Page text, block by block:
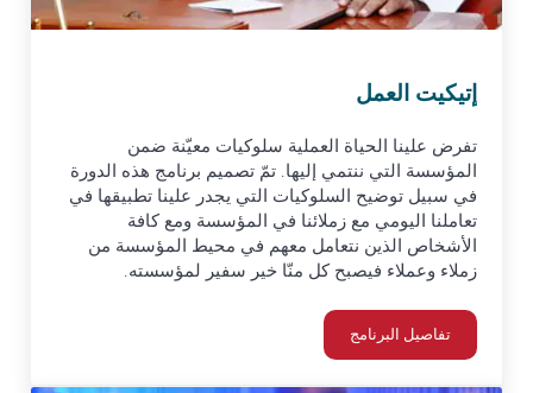
إتيكيت العمل
تفرض علينا الحياة العملية سلوكيات معيّنة ضمن
المؤسسة التي ننتمي إليها. تمّ تصميم برنامج هذه الدورة
في سبيل توضيح السلوكيات التي يجدر علينا تطبيقها في
تعاملنا اليومي مع زملائنا في المؤسسة ومع كافة
الأشخاص الذين نتعامل معهم في محيط المؤسسة من
زملاء وعملاء فيصبح كل منّا خير سفير لمؤسسته.
تفاصيل البرنامج
إتيكيت العمل